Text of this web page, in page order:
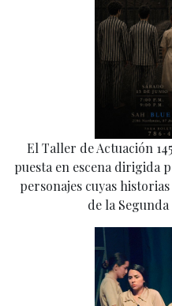
El Taller de Actuación
puesta en escena dirigida
personajes cuyas
de la